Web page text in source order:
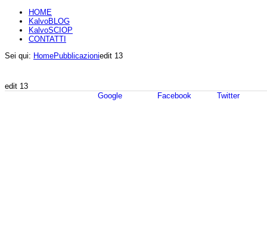
HOME
KalvoBLOG
KalvoSCIOP
CONTATTI
Sei qui: HomePubblicazioniedit 13
edit 13
Google
Facebook Twitter